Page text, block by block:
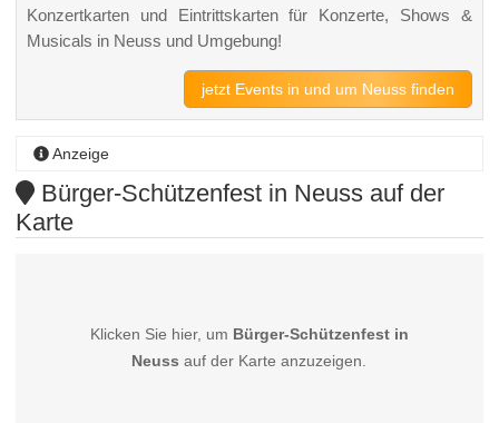
Konzertkarten und Eintrittskarten für Konzerte, Shows &
Musicals in Neuss und Umgebung!
jetzt Events in und um Neuss finden
Anzeige
Bürger-Schützenfest in Neuss auf der
Karte
Klicken Sie hier, um Bürger-Schützenfest in
Neuss auf der Karte anzuzeigen.